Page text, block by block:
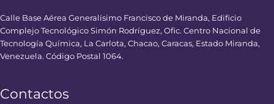
Calle Base Aérea Generalísimo Francisco de Miranda, Edificio
Complejo Tecnológico Simón Rodríguez, Ofic. Centro Nacional de
Tecnología Química, La Carlota, Chacao, Caracas, Estado Miranda,
Venezuela. Código Postal 1064.
Contactos